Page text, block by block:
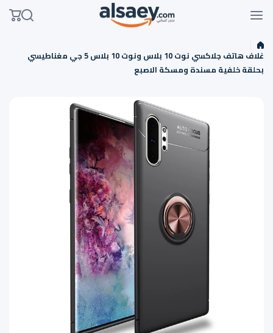
Skip to content
غلاف هاتف جلاكسي نوت 10 بلاس ونوت 10 بلاس 5 جي مغناطيسي
بحلقة خلفية مسندة ومسكة الاصبع